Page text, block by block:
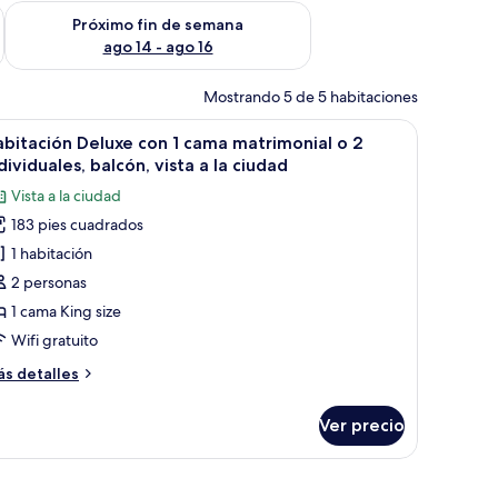
semana ago 7 - ago 9
Próximo fin de semana
ago 14 - ago 16
Consulta la disponibilidad para el próximo fin de semana ago
Mostrando 5 de 5 habitaciones
cama grande, una mesita con pantuflas y una pared con una textura
Habitación de hotel con cama, escritorio,
11
Deluxe con 1 cama matrimonial o 2
balcón, vista a la ciudad
Vista a la ciudad
183 pies cuadrados
1 habitación
2 personas
1 cama King size
Wifi gratuito
detalles
Ver precio
cama grande, mesitas de noche, un escritorio y una silla.